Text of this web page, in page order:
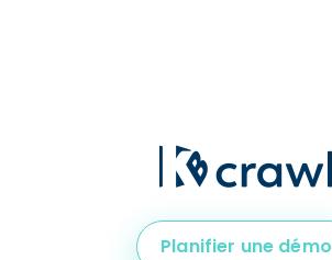
Planifier une démo